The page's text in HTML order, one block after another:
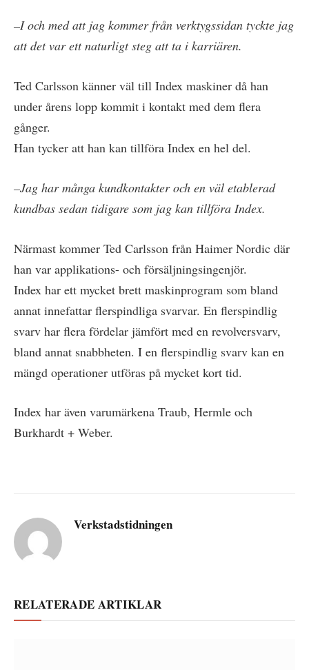
–I och med att jag kommer från verktygssidan tyckte jag
att det var ett naturligt steg att ta i karriären.
Ted Carlsson känner väl till Index maskiner då han
under årens lopp kommit i kontakt med dem flera
gånger.
Han tycker att han kan tillföra Index en hel del.
–Jag har många kundkontakter och en väl etablerad
kundbas sedan tidigare som jag kan tillföra Index.
Närmast kommer Ted Carlsson från Haimer Nordic där
han var applikations- och försäljningsingenjör.
Index har ett mycket brett maskinprogram som bland
annat innefattar flerspindliga svarvar. En flerspindlig
svarv har flera fördelar jämfört med en revolversvarv,
bland annat snabbheten. I en flerspindlig svarv kan en
mängd operationer utföras på mycket kort tid.
Index har även varumärkena Traub, Hermle och
Burkhardt + Weber.
Verkstadstidningen
RELATERADE ARTIKLAR